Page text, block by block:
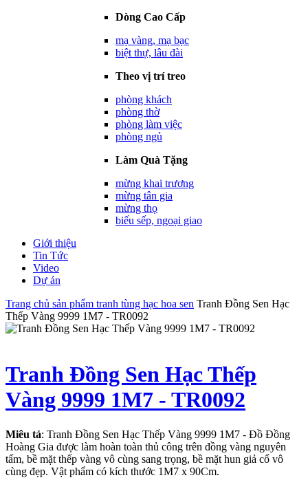
Dòng Cao Cấp
mạ vàng, mạ bạc
biệt thự, lâu đài
Theo vị trí treo
phòng khách
phòng thờ
phòng làm việc
phòng ngủ
Làm Quà Tặng
mừng khai trương
mừng tân gia
mừng thọ
biếu sếp, ngoại giao
Giới thiệu
Tin Tức
Video
Dự án
Trang chủ sản phẩm tranh tùng hạc hoa sen Tranh Đồng Sen Hạc
Thếp Vàng 9999 1M7 - TR0092
Tranh Đồng Sen Hạc Thếp
Vàng 9999 1M7 - TR0092
Miêu tả: Tranh Đồng Sen Hạc Thếp Vàng 9999 1M7 - Đồ Đồng
Hoàng Gia được làm hoàn toàn thủ công trên đồng vàng nguyên
tấm, bề mặt thếp vàng vô cùng sang trọng, bề mặt hun giả cổ vô
cùng đẹp. Vật phẩm có kích thước 1M7 x 90Cm.